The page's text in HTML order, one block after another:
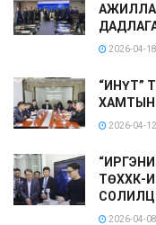
2026-04-18
“ИНҮТ”
ХАМТЫН
2026-04-12
ТӨХХК-
2026-04-08